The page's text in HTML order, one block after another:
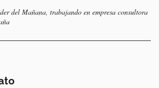
del Mañana, trabajando en empresa consultora